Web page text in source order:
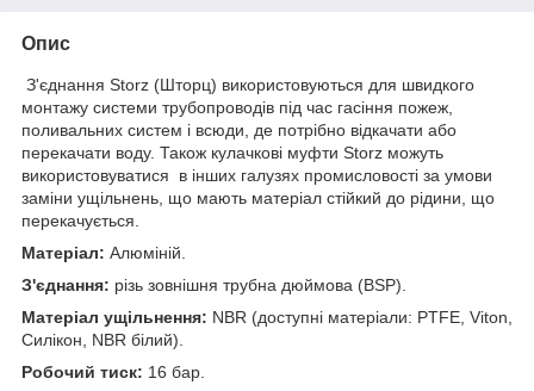
Опис
З'єднання Storz (Шторц) використовуються для швидкого
монтажу системи трубопроводів під час гасіння пожеж,
поливальних систем і всюди, де потрібно відкачати або
перекачати воду. Також кулачкові муфти Storz можуть
використовуватися в інших галузях промисловості за умови
заміни ущільнень, що мають матеріал стійкий до рідини, що
перекачується.
Матеріал: Алюміній.
З'єднання: різь зовнішня трубна дюймова (BSP).
Матеріал ущільнення: NBR (доступні матеріали: PTFE, Viton,
Силікон, NBR білий).
Робочий тиск: 16 бар.